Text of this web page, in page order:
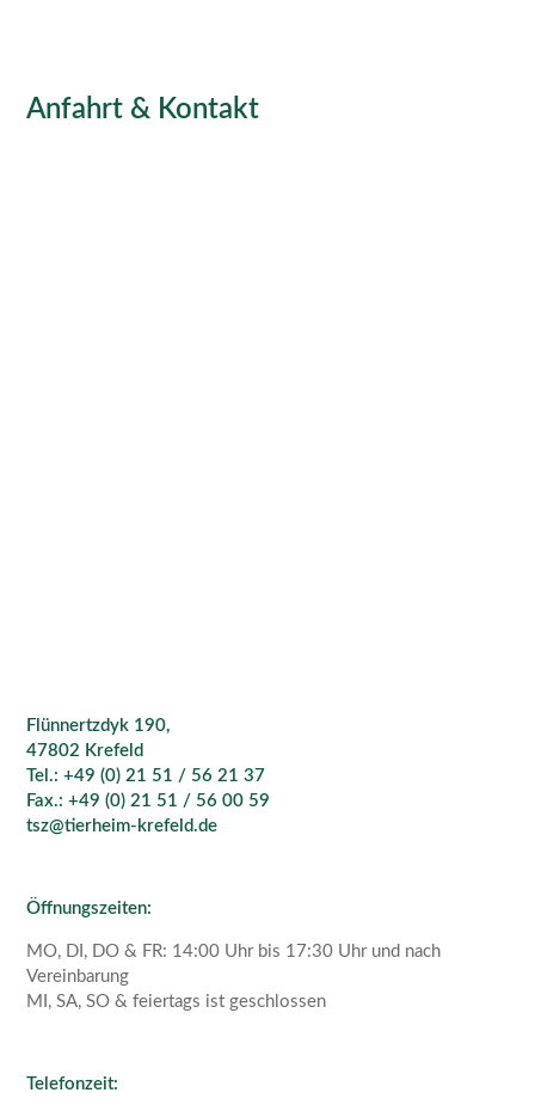
Anfahrt & Kontakt
Flünnertzdyk 190,
47802 Krefeld
Tel.: +49 (0) 21 51 / 56 21 37
Fax.: +49 (0) 21 51 / 56 00 59
tsz@tierheim-krefeld.de
Öffnungszeiten:
MO, DI, DO & FR: 14:00 Uhr bis 17:30 Uhr und nach
Vereinbarung
MI, SA, SO & feiertags ist geschlossen
Telefonzeit: